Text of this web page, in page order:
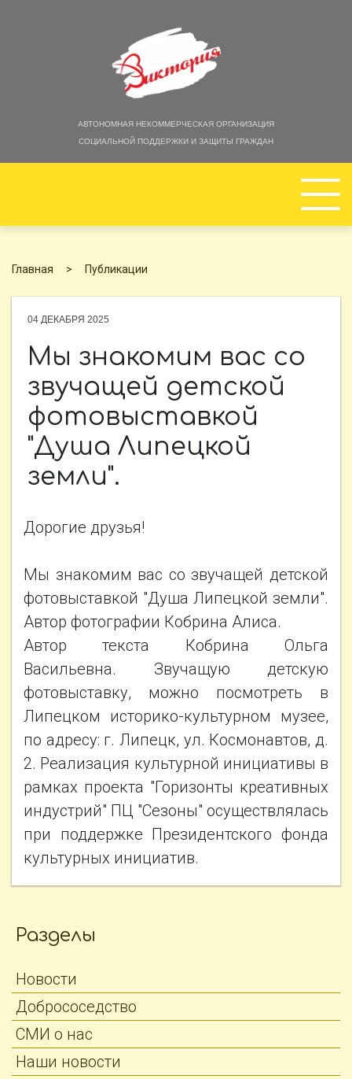
АВТОНОМНАЯ НЕКОММЕРЧЕСКАЯ ОРГАНИЗАЦИЯ
СОЦИАЛЬНОЙ ПОДДЕРЖКИ И ЗАЩИТЫ ГРАЖДАН
НОВОСТИ
ФОТОАЛЬБОМЫ
ПРОЕКТЫ
Главная Публикации
04 ДЕКАБРЯ 2025
Мы знакомим вас со
звучащей детской
фотовыставкой
"Душа Липецкой
земли".
Дорогие друзья!
Мы знакомим вас со звучащей детской
фотовыставкой "Душа Липецкой земли".
Автор фотографии Кобрина Алиса.
Автор текста Кобрина Ольга
Васильевна. Звучащую детскую
фотовыставку, можно посмотреть в
Липецком историко-культурном музее,
по адресу: г. Липецк, ул. Космонавтов, д.
2. Реализация культурной инициативы в
рамках проекта "Горизонты креативных
индустрий" ПЦ "Сезоны" осуществлялась
при поддержке Президентского фонда
культурных инициатив.
Разделы
Новости
Добрососедство
СМИ о нас
Наши новости